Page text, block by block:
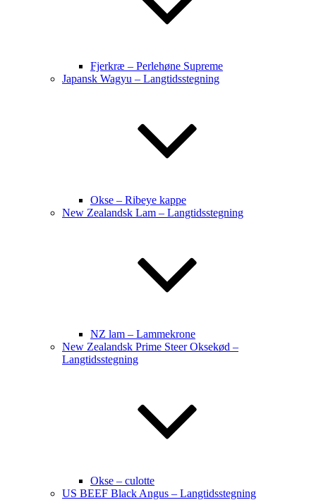
Fjerkræ – Perlehøne Supreme
Japansk Wagyu – Langtidsstegning
Okse – Ribeye kappe
New Zealandsk Lam – Langtidsstegning
NZ lam – Lammekrone
New Zealandsk Prime Steer Oksekød –
Langtidsstegning
Okse – culotte
US BEEF Black Angus – Langtidsstegning